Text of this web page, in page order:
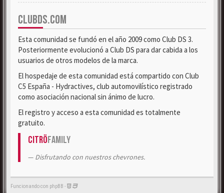
CLUBDS.COM
Esta comunidad se fundó en el año 2009 como Club DS 3.
Posteriormente evolucionó a Club DS para dar cabida a los
usuarios de otros modelos de la marca.
El hospedaje de esta comunidad está compartido con Club
C5 España - Hydractives, club automovilístico registrado
como asociación nacional sin ánimo de lucro.
El registro y acceso a esta comunidad es totalmente
gratuito.
CitröFamily
Disfrutando con nuestros chevrones.
Funcionando con phpBB -